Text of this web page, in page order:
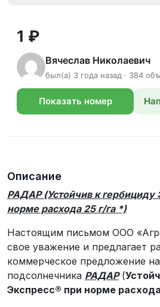
1 ₽
Вячеслав Николаевич
был(а) 3 года назад · 384
Показать номер
Описание
РАДАР (Устойчив к гербициду
норме расхода 25 г/га *)
Настоящим письмом ООО
свое уважение и предлагает
коммерческое предложение
подсолнечника РАДАР(
Экспресс® при норме